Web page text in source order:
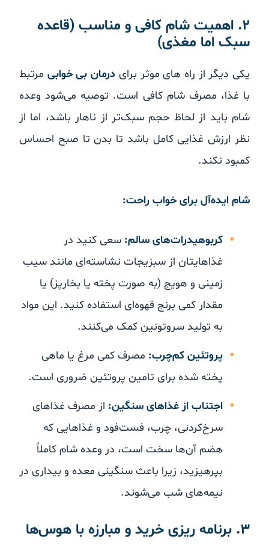
۲. اهمیت شام کافی و مناسب (قاعده
سبک اما مغذی)
یکی دیگر از راه های موثر برایدرمان بی خوابیمرتبط
با غذا، مصرف شام کافی است. توصیه‌ می‌شود وعده
شام باید از لحاظ حجم سبک‌تر از ناهار باشد، اما از
نظر ارزش غذایی کامل باشد تا بدن تا صبح احساس
کمبود نکند.
شام ایده‌آل برای خواب راحت:
کربوهیدرات‌های سالم:سعی کنید در
غذاهایتان از سبزیجات نشاسته‌ای مانند سیب
زمینی و هویج (به صورت پخته یا بخارپز) یا
مقدار کمی برنج قهوه‌ای استفاده کنید. این مواد
به تولید سروتونین کمک می‌کنند.
پروتئین کم‌چرب:مصرف کمی مرغ یا ماهی
پخته شده برای تامین پروتئین ضروری است.
اجتناب از غذاهای سنگین:از مصرف غذاهای
سرخ‌کردنی، چرب، فست‌فود و غذاهایی که
هضم آن‌ها سخت است، در وعده شام کاملاً
بپرهیزید، زیرا باعث سنگینی معده و بیداری در
نیمه‌های شب می‌شوند.